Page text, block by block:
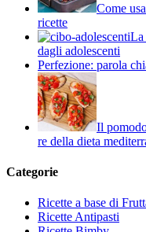
Come
ricette
La
dagli adolescenti
Perfezione: parola
Il
re della dieta
Categorie
Ricette a base di
Ricette Antipasti